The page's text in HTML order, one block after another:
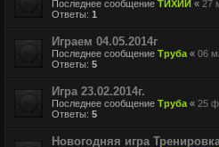
Последнее сообщение ТИХИЙ « 27
Ответы: 1
Играем 04.05.2014г
Последнее сообщение Труба « 06
Ответы: 5
Игра 23.02.2014г.
Последнее сообщение Труба « 25
Ответы: 5
Новогодняя игра